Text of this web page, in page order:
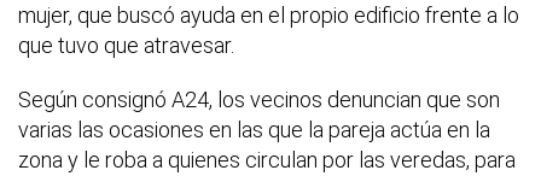
mujer, que buscó ayuda en el propio edificio frente a lo
que tuvo que atravesar.
Según consignó A24, los vecinos denuncian que son
varias las ocasiones en las que la pareja actúa en la
zona y le roba a quienes circulan por las veredas, para